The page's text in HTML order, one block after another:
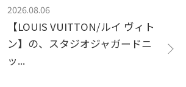
2026.08.06
【LOUIS VUITTON/ルイ ヴィト
ン】の、スタジオジャガードニ
ッ...